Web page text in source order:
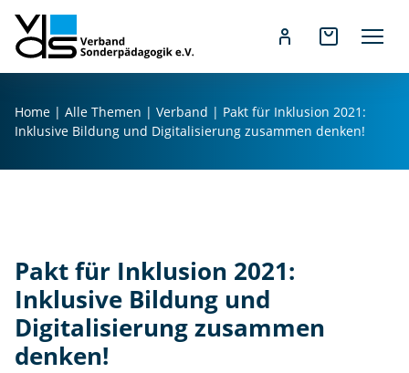
n
Home | Alle Themen | Verband | Pakt für Inklusion 2021:
Inklusive Bildung und Digitalisierung zusammen denken!
Pakt für Inklusion 2021:
Inklusive Bildung und
Digitalisierung zusammen
denken!